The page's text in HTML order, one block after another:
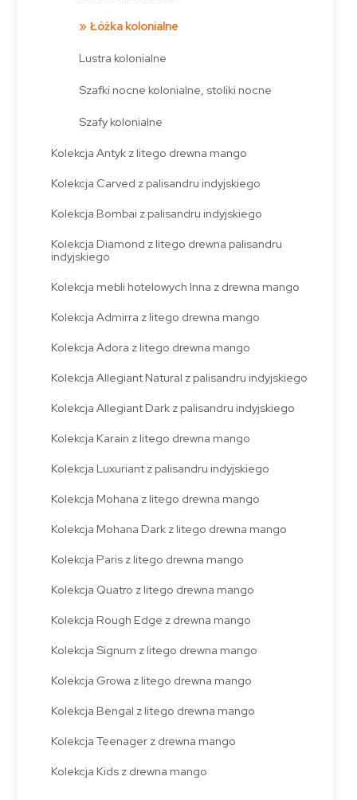
Łóżka kolonialne
Lustra kolonialne
Szafki nocne kolonialne, stoliki nocne
Szafy kolonialne
Kolekcja Antyk z litego drewna mango
Kolekcja Carved z palisandru indyjskiego
Kolekcja Bombai z palisandru indyjskiego
Kolekcja Diamond z litego drewna palisandru
indyjskiego
Kolekcja mebli hotelowych Inna z drewna mango
Kolekcja Admirra z litego drewna mango
Kolekcja Adora z litego drewna mango
Kolekcja Allegiant Natural z palisandru indyjskiego
Kolekcja Allegiant Dark z palisandru indyjskiego
Kolekcja Karain z litego drewna mango
Kolekcja Luxuriant z palisandru indyjskiego
Kolekcja Mohana z litego drewna mango
Kolekcja Mohana Dark z litego drewna mango
Kolekcja Paris z litego drewna mango
Kolekcja Quatro z litego drewna mango
Kolekcja Rough Edge z drewna mango
Kolekcja Signum z litego drewna mango
Kolekcja Growa z litego drewna mango
Kolekcja Bengal z litego drewna mango
Kolekcja Teenager z drewna mango
Kolekcja Kids z drewna mango